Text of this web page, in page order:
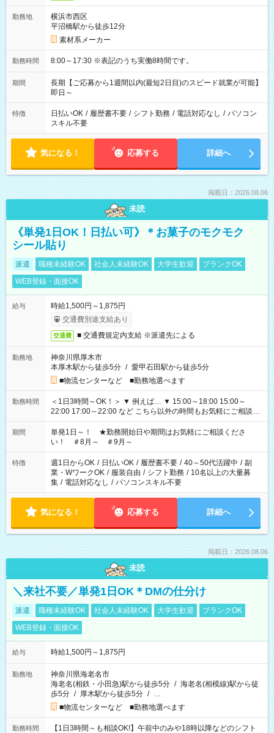
勤務地
横浜市西区
平沼橋駅から徒歩12分
素材系メーカー
勤務時間 8:00～17:30 ※表記のうち実働8時間です。
期間
長期【ご応募から1週間以内(最短2日目)のスピード就業が可能】
即日～
特徴 日払いOK / 履歴書不要 / シフト勤務 / 電話対応なし / パソコン
スキル不要
気になる！ 応募する 詳細へ
掲載日：2026.08.06
未読
《単発1日OK！日払い可》＊お菓子のモクモク
シール貼り
派遣 職種未経験OK 社会人未経験OK 大学生歓迎
ブランクOK
WEB登録・面接OK
給与
時給1,500円～1,875円
交通費別途支給あり
交通費 ■ 交通費規定内支給 ※派遣先による
勤務地
神奈川県厚木市
本厚木駅から徒歩5分 / 愛甲石田駅から徒歩5分
■物流センターなど ■勤務地選べます
勤務時間
＜1日3時間～OK！＞ ▼ 例えば… ▼ 15:00～18:00 15:00～
22:00 17:00～22:00 など こちら以外の時間もお気軽にご相談く
ださい！
期間
単発1日～！ ★勤務開始日や期間はお気軽にご相談くださ
い！ ＃8月～ ＃9月～
特徴 週1日からOK / 日払いOK / 履歴書不要 / 40～50代活躍中 / 副
業・WワークOK / 服装自由 / シフト勤務 / 10名以上の大量募
集 / 電話対応なし / パソコンスキル不要
気になる！ 応募する 詳細へ
掲載日：2026.08.06
未読
＼来社不要／単発1日OK＊DMの仕分け
派遣 職種未経験OK 社会人未経験OK 大学生歓迎
ブランクOK
WEB登録・面接OK
給与 時給1,500円～1,875円
勤務地
神奈川県海老名市
海老名(相鉄・小田急)駅から徒歩5分 / 海老名(相模線)駅から徒
歩5分 / 厚木駅から徒歩5分 / …
■物流センターなど ■勤務地選べます
勤務時間
【1日3時間～も相談OK!】午前中のみや18時以降などのシフト